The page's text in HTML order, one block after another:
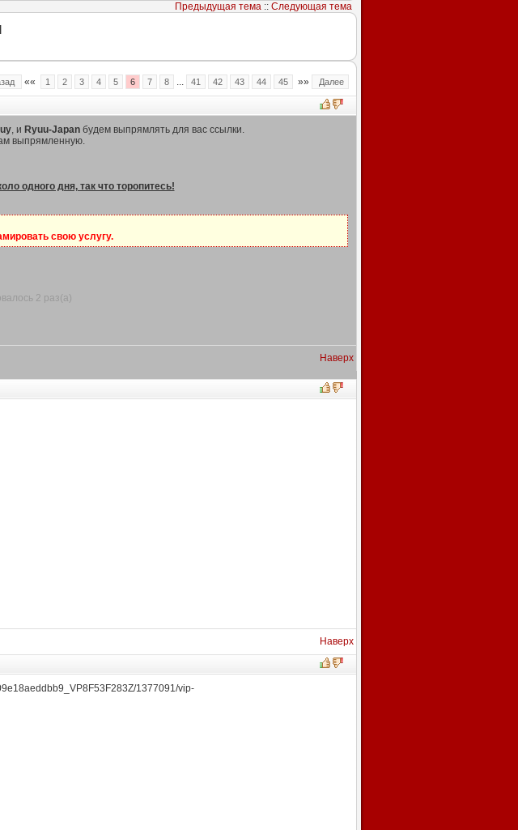
Предыдущая тема:: Следующая тема
«« 1 2 3 4 5 6 7 8 ... 41 42 43 44 45 »» Далее
, и Ryuu-Japanбудем выпрямлять для вас ссылки.
выпрямленную.
одного дня, так что торопитесь!
свою услугу.
2 раз(а)
Наверх
Наверх
1377091/vip-